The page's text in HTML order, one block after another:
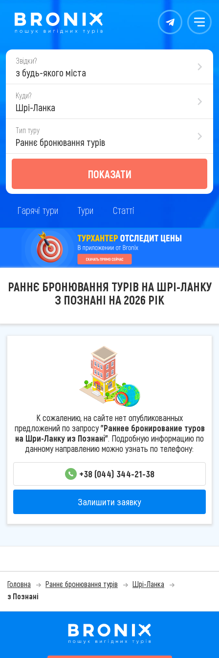
Контакты Меню
Звідки?
з будь-якого міста
Куди?
Шрі-Ланка
Тип туру
Раннє бронювання турів
ПОКАЗАТИ
Гарячі тури Тури Статті
РАННЄ БРОНЮВАННЯ ТУРІВ НА ШРІ-ЛАНКУ
З ПОЗНАНІ НА 2026 РІК
К сожалению, на сайте нет опубликованных
предложений по запросу"Раннее бронирование туров
на Шри-Ланку из Познані". Подробную информацию по
данному направлению можно узнать по телефону:
+38 (044) 344-21-38
Залишити заявку
Головна Раннє бронювання турів
Шрі-Ланка
з Познані